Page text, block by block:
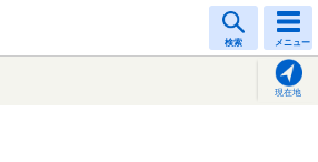
検索 メニュー
現在地